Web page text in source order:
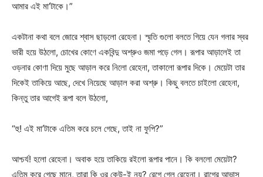
আমার এই মা’টাকে।”
একটানা কথা বলে জোরে শ্বাস ছাড়লো রেহেনা। স্মৃতি গুলো বলতে গিয়ে যেন গলার স্বর
ভারী হয়ে উঠলো, চোখের কোণে একবিন্দু অশ্রুও জমা পড়ে গেল। রূপার আড়ালেই তা
ওড়নার কোণা দিয়ে মুছে আড়াল করে নিলো রেহেনা, তাকালো রূপার দিকে। মেয়েটা তার
দিকেই তাকিয়ে আছে, দেখে নিয়েছে আড়াল করা অশ্রু। কিছু বলতে চাইলো রেহেনা,
কিন্তু তার আগেই রূপা বলে উঠলো,
“হু! এই মা’টাকে এতিম করে চলে গেছে, তাই না ফুপি?”
আশ্চর্য! হলো রেহেনা। অবাক হয়ে তাকিয়ে রইলো রূপার পানে। কি বললো মেয়েটা?
এতিম করে গেছে মানে, তারা কি ওর কেউ-ই নয়? রেগে গেল রেহেনা। রাগের আভাস